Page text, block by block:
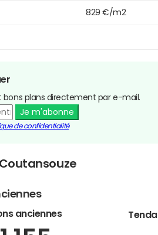
829 €/m2
bons plans directement par e-mail.
Je m'abonne
de confidentialité
anciennes